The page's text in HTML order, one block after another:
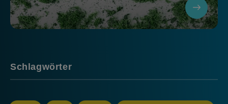
Schlagwörter